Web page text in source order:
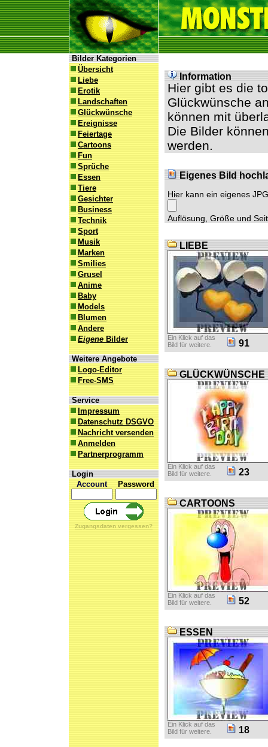
Bilder Kategorien
Übersicht
Liebe
Erotik
Landschaften
Glückwünsche
Ereignisse
Feiertage
Cartoons
Fun
Sprüche
Essen
Tiere
Gesichter
Business
Technik
Sport
Musik
Marken
Smilies
Grusel
Anime
Baby
Models
Blumen
Andere
Eigene Bilder
Weitere Angebote
Logo-Editor
Free-SMS
Service
Impressum
Datenschutz DSGVO
Nachricht versenden
Anmelden
Partnerprogramm
Login
Account
Password
Zugangsdaten vergessen?
Information
Hier gibt es die
Glückwünsche
können mit
Die Bilder
werden.
Eigenes Bild
Hier kann ein eigenes
Auflösung, Größe und
LIEBE
Ein Klick auf das
Bild für weitere.
91
GLÜCKWÜNSCHE
Ein Klick auf das
Bild für weitere.
23
CARTOONS
Ein Klick auf das
Bild für weitere.
52
ESSEN
Ein Klick auf das
Bild für weitere.
18